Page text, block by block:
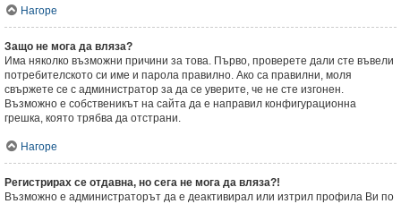
Нагоре
Защо не мога да вляза?
Има няколко възможни причини за това. Първо, проверете дали сте въвели
потребителското си име и парола правилно. Ако са правилни, моля
свържете се с администратор за да се уверите, че не сте изгонен.
Възможно е собственикът на сайта да е направил конфигурационна
грешка, която трябва да отстрани.
Нагоре
Регистрирах се отдавна, но сега не мога да вляза?!
Възможно е администраторът да е деактивирал или изтрил профила Ви по